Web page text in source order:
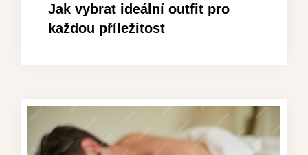
Jak vybrat ideální outfit pro
každou příležitost